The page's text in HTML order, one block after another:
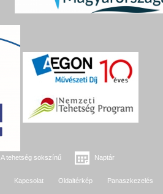
A tehetség sokszínű Naptár
Kapcsolat Oldaltérkép Panaszkezelés